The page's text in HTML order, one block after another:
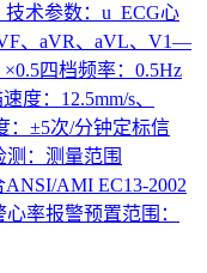
术参数：u ECG心
、aVR、aVL、V1—
四档频率：0.5Hz
度：12.5mm/s、
：±5次/分钟定标信
测：测量范围
ANSI/AMI EC13-2002
率报警预置范围：